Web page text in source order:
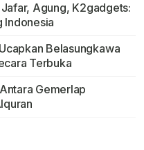
Agung, K2gadgets:
Indonesia
Belasungkawa
Terbuka
Gemerlap